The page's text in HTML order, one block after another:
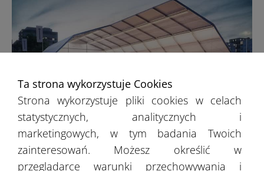
Hale sportowe
Ta strona wykorzystuje Cookies
Strona wykorzystuje pliki cookies w celach
statystycznych, analitycznych i
marketingowych, w tym badania Twoich
zainteresowań. Możesz określić w
przeglądarce warunki przechowywania i